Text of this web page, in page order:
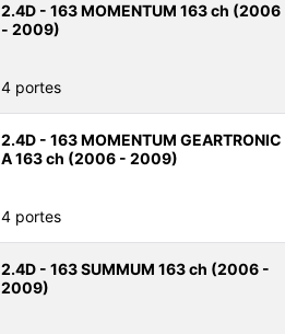
2.4D - 163 MOMENTUM 163 ch (2006
- 2009)
4 portes
2.4D - 163 MOMENTUM GEARTRONIC
A 163 ch (2006 - 2009)
4 portes
2.4D - 163 SUMMUM 163 ch (2006 -
2009)